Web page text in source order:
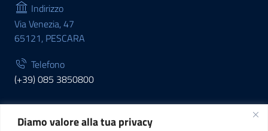
Diamo valore alla tua privacy
Indirizzo
Via Venezia, 47
65121, PESCARA
Telefono
(+39) 085 3850800
INFORMAZIONI